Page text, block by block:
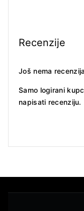
Recenzije
Još nema
Samo logirani
napisati recenziju.